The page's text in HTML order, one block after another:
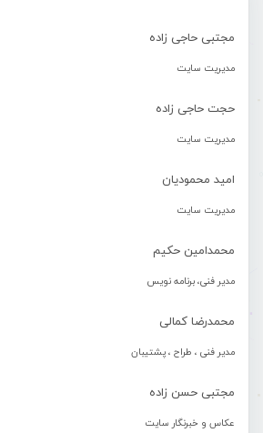
مجتبی حاجی زاده
مدیریت سایت
حجت حاجی زاده
مدیریت سایت
امید محمودیان
مدیریت سایت
محمدامین حکیم
مدیر فنی، برنامه نویس
محمدرضا کمالی
مدیر فنی ، طراح ، پشتیبان
مجتبی حسن زاده
عکاس و خبرنگار سایت